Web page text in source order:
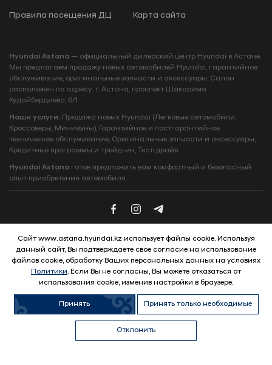
Правила посещения ДЦ Карта сайта
Hyundai Astana — официальный дилерский центр Hyundai в Астане.
Мы предлагаем продажу новых автомобилей Hyundai, гарантийное
обслуживание, оригинальные запчасти и аксессуары. Салон
расположен по адресу: г. Астана, проспект Шакарима
Кудайбердиева, 6/1.
Наши услуги: Продажа новых Hyundai (Легковые автомобили,
Кроссоверы, Минивэны), Гарантийное и постгарантийное
техническое обслуживание, Оригинальные запчасти и аксессуары,
Кредитные программы и трейд‑ин, Тест‑драйв.
Hyundai Astana готов предложить вам комфортный и безопасный
опыт приобретения автомобиля.
© 2026 Hyundai Motor Company
Сайт www.astana.hyundai.kz использует файлы cookie. Используя
данный сайт, Вы подтверждаете свое согласие на использование
файлов cookie, обработку Ваших персональных данных на условиях
Политики. Если Вы не согласны, Вы можете отказаться от
использования cookie, изменив настройки в браузере.
Принять Принять только необходимые
Отклонить
КредитованиеОтсрочка
Выгодные
условия
ВЫГОДНЫЕ УСЛОВИЯ
Узнать условия
Telegram